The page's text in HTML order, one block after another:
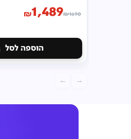
₪1690
₪1,489
הוספה לסל
→
←